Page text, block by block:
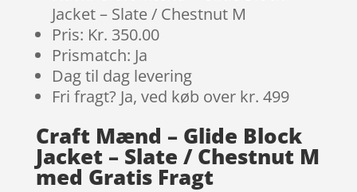
Jacket – Slate / Chestnut M
Pris: Kr. 350.00
Prismatch: Ja
Dag til dag levering
Fri fragt? Ja, ved køb over kr. 499
Craft Mænd – Glide Block
Jacket – Slate / Chestnut M
med Gratis Fragt